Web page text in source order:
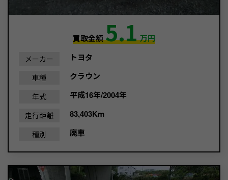
買取金額5.1万円
メーカー トヨタ
車種 クラウン
年式 平成16年/2004年
走行距離 83,403Km
種別 廃車